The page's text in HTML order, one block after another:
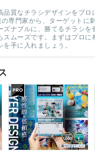
品質なチラシデザインをプロ
専門家から、ターゲットに
ズナブルに、勝てるチラシを
スムーズです。まずはプロに
手に入れましょう。